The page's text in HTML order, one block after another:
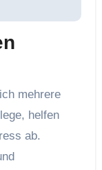
mehrere
helfen
ab.